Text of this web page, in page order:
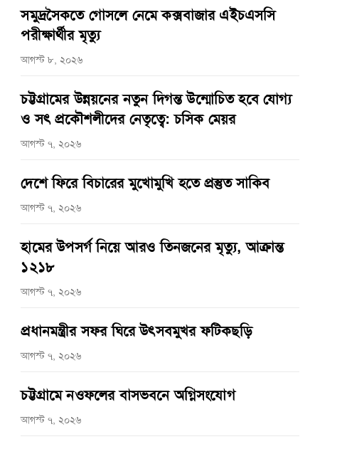
সমুদ্রসৈকতে গোসলে নেমে কক্সবাজার এইচএসসি
পরীক্ষার্থীর মৃত্যু
আগস্ট ৮, ২০২৬
চট্টগ্রামের উন্নয়নের নতুন দিগন্ত উন্মোচিত হবে যোগ্য
ও সৎ প্রকৌশলীদের নেতৃত্বে: চসিক মেয়র
আগস্ট ৭, ২০২৬
দেশে ফিরে বিচারের মুখোমুখি হতে প্রস্তুত সাকিব
আগস্ট ৭, ২০২৬
হামের উপসর্গ নিয়ে আরও তিনজনের মৃত্যু, আক্রান্ত
১২১৮
আগস্ট ৭, ২০২৬
প্রধানমন্ত্রীর সফর ঘিরে উৎসবমুখর ফটিকছড়ি
আগস্ট ৭, ২০২৬
চট্টগ্রামে নওফলের বাসভবনে অগ্নিসংযোগ
আগস্ট ৭, ২০২৬